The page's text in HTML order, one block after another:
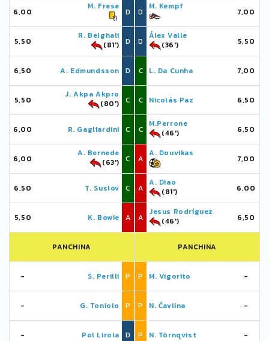
6,00
M. Frese
D
5,50
R. Belghali
(81')
D
6,50 A. Edmundsson D
5,50
J. Akpa Akpro
(80')
C
6,00 R. Gagliardini C
6,00
A. Bernede
(63')
C
6,50 T. Suslov C
5,50 K. Bowie A
PANCHINA
- S. Perilli P
- G. Toniolo P
- Pol Lirola D
D
M. Kempf
7,00
D
Álex Valle
(36')
5,50
C L. Da Cunha 7,00
C Nicolás Paz 6,50
C
M.Perrone
(46')
6,50
A
A. Douvikas
7,00
A
A. Diao
(81')
6,00
A
Jesus Rodríguez
(46')
6,50
PANCHINA
P M. Vigorito -
P N. Čavlina -
P N. Törnqvist -